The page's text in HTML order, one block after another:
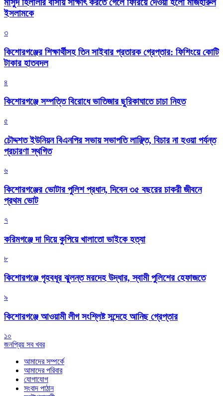
মাসুদ হিলালীর বাসায় সাক্ষাৎ করতে গেলে ফিরিয়ে দেওয়া হলো মাজহারুল
ইসলামকে
৩
কিশোরগঞ্জের শিক্ষার্থীসহ তিন সাইবার প্রতারক গ্রেপ্তার: ফিশিংয়ে কোটি
টাকার হাতবদল
৪
কিশোরগঞ্জে সম্পত্তি বিরোধে ভাতিজার ছুরিকাঘাতে চাচা নিহত
৫
চৌদ্দশত ইউনিয়ন বিএনপির সভায় সভাপতি লাঞ্ছিত, বিচার না হওয়া পর্যন্ত
প্রচারণা স্থগিত
৬
কিশোরগঞ্জের ভোটার পুলিশ প্রধান, দিবেন ৩৫ বছরের চাকরী জীবনে
প্রথম ভোট
৭
করিমগঞ্জে দা দিয়ে কুপিয়ে খালাতো ভাইকে হত্যা
৮
কিশোরগঞ্জে গৃহবধূর ঝুলন্ত মরদেহ উদ্ধার, স্বামী পুলিশের হেফাজতে
৯
কিশোরগঞ্জে আওয়ামী লীগ সংশ্লিষ্ট সন্দেহে আনিছ গ্রেপ্তার
১০
জনপ্রিয় সব খবর
আমাদের সম্পর্কে
আমাদের পরিবার
যোগাযোগ
সংবাদ পাঠান